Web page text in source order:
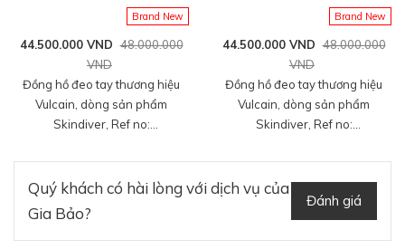
Brand New
44.500.000 VND 48.000.000
VND
Đồng hồ đeo tay thương hiệu
Vulcain, dòng sản phẩm
Skindiver, Ref no:
màu cam size 38mm, máy tự
động, vỏ đồng hồ thép không gỉ
316L, dây cao su đen, hàng mới
100%
Brand New
44.500.000 VND 48.000.000
VND
Đồng hồ đeo tay thương hiệu
Vulcain, dòng sản phẩm
Skindiver, Ref no:
màu đen size 38mm, máy tự
động, vỏ đồng hồ thép không gỉ
316L, dây cao su đen, hàng mới
100%
Quý khách có hài lòng với dịch vụ của
Gia Bảo?
Đánh giá